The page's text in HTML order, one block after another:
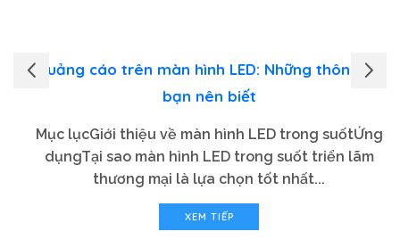
Quảng cáo trên màn hình LED: Những thông tin
bạn nên biết
Mục lụcGiới thiệu về màn hình LED trong suốtỨng
dụngTại sao màn hình LED trong suốt triển lãm
thương mại là lựa chọn tốt nhất...
XEM TIẾP